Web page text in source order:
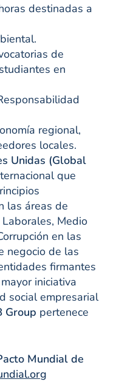
destinadas a
de
en
regional,
locales.
Unidas (Global
que
las áreas de
Medio
en las
negocio de las
firmantes
iniciativa
social empresarial
Group pertenece
Mundial de